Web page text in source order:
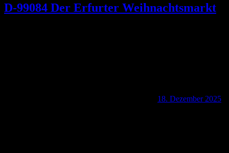
D-99084 Der Erfurter Weihnachtsmarkt
18. Dezember 2025